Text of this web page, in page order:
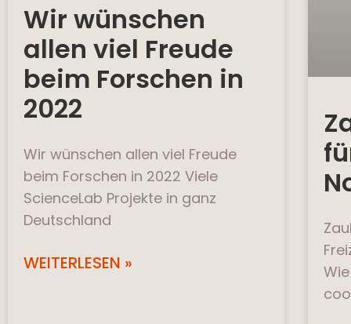
Wir wünschen
allen viel Freude
beim Forschen in
2022
Wir wünschen allen viel Freude
beim Forschen in 2022 Viele
ScienceLab Projekte in ganz
Deutschland
WEITERLESEN »